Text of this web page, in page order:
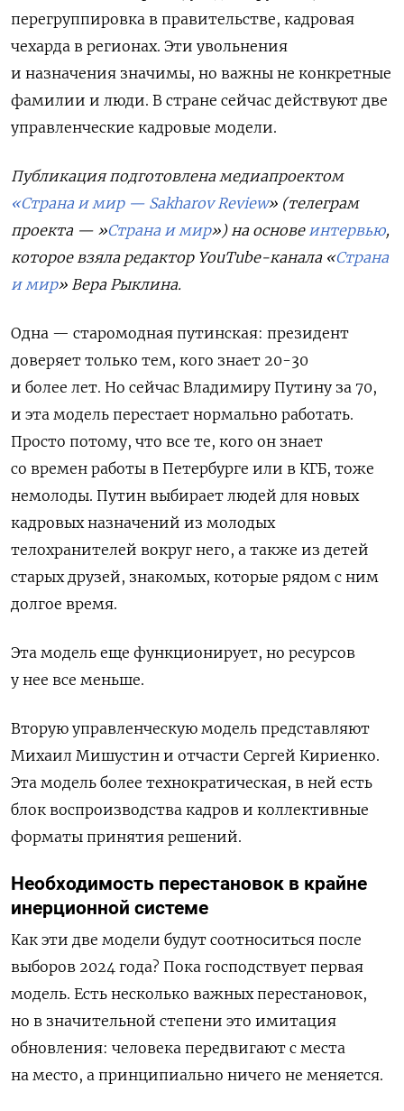
перегруппировка в правительстве, кадровая
чехарда в регионах. Эти увольнения
и назначения значимы, но важны не конкретные
фамилии и люди. В стране сейчас действуют две
управленческие кадровые модели.
Публикация подготовлена медиапроектом
«Страна и мир — Sakharov Review» (телеграм
проекта — »Страна и мир») на основе интервью,
которое взяла редактор YouTube-канала «Страна
и мир» Вера Рыклина.
Одна — старомодная путинская: президент
доверяет только тем, кого знает 20-30
и более лет. Но сейчас Владимиру Путину за 70,
и эта модель перестает нормально работать.
Просто потому, что все те, кого он знает
со времен работы в Петербурге или в КГБ, тоже
немолоды. Путин выбирает людей для новых
кадровых назначений из молодых
телохранителей вокруг него, а также из детей
старых друзей, знакомых, которые рядом с ним
долгое время.
Эта модель еще функционирует, но ресурсов
у нее все меньше.
Вторую управленческую модель представляют
Михаил Мишустин и отчасти Сергей Кириенко.
Эта модель более технократическая, в ней есть
блок воспроизводства кадров и коллективные
форматы принятия решений.
Необходимость перестановок в крайне
инерционной системе
Как эти две модели будут соотноситься после
выборов 2024 года? Пока господствует первая
модель. Есть несколько важных перестановок,
но в значительной степени это имитация
обновления: человека передвигают с места
на место, а принципиально ничего не меняется.